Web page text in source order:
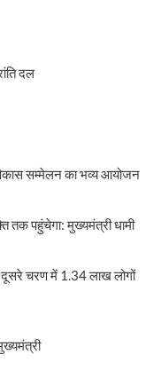
दल
सम्मेलन का भव्य आयोजन
तक पहुंचेगा: मुख्यमंत्री धामी
चरण में 1.34 लाख लोगों